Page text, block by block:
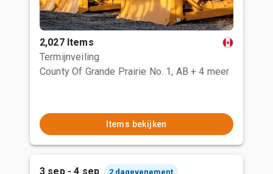
2,027 Items
Termijnveiling
County Of Grande Prairie No. 1, AB + 4 meer
Items bekijken
3 sep - 4 sep 2 dagevenement